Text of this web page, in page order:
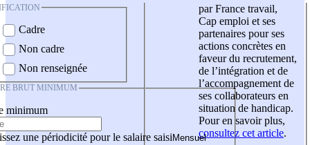
Cadre
Non cadre
Non renseignée
BRUT MINIMUM
minimum
une périodicité pour le salaire saisi
par France travail,
Cap emploi et ses
partenaires pour ses
actions concrètes en
faveur du recrutement,
de l’intégration et de
l’accompagnement de
ses collaborateurs en
situation de handicap.
Pour en savoir plus,
consultez cet article.